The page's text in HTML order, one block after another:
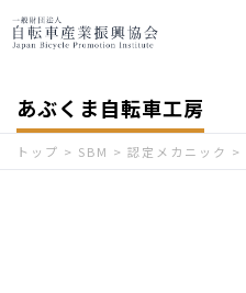
あぶくま自転車工房
トップ > SBM > 認定メカニック >